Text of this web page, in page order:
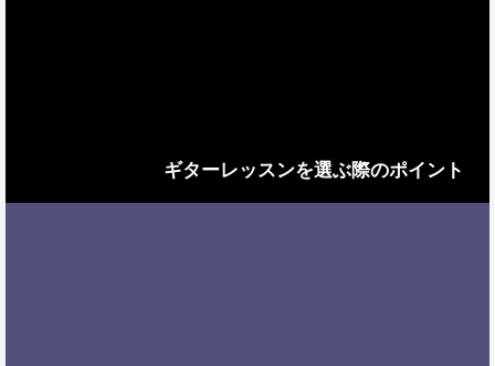
ギターレッスンを選ぶ際のポイント